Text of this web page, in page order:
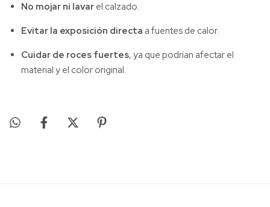
No mojar ni lavar el calzado.
Evitar la exposición directa a fuentes de calor.
Cuidar de roces fuertes, ya que podrían afectar el
material y el color original.